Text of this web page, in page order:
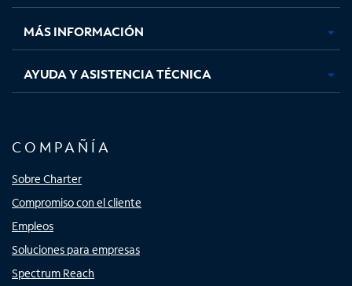
nuevanuevanuevanueva
MÁS INFORMACIÓN
AYUDA Y ASISTENCIA TÉCNICA
COMPAÑÍA
Sobre Charter
Compromiso con el cliente
Empleos
Soluciones para empresas
Spectrum Reach